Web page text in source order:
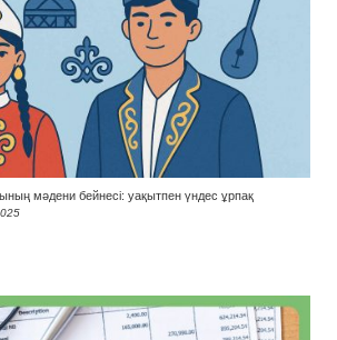
мәдени бейнесі: уақытпен үндес ұрпақ